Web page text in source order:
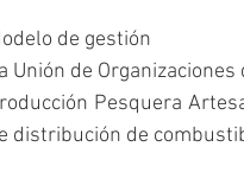
de gestión
Unión de Organizaciones
Pesquera
distribución de